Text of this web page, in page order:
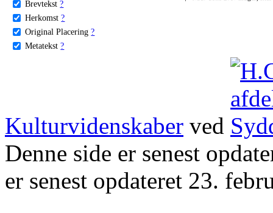
Brevtekst ?
Herkomst ?
Original Placering ?
Metatekst ?
Kulturvidenskaber ved
Denne side er senest
er senest opdateret 23.